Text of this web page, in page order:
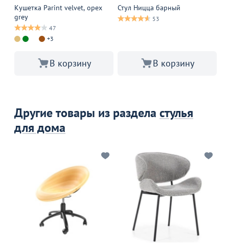
Кушетка Parint velvet, орех
grey
47
+3
В корзину
Стул Ницца барный
53
В корзину
Другие товары из раздела стулья
для дома